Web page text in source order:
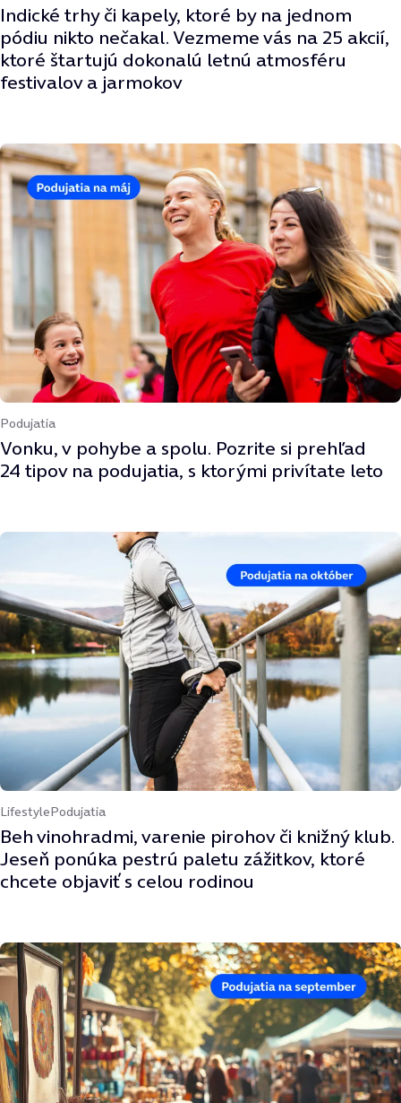
Indické trhy či kapely, ktoré by na jednom
pódiu nikto nečakal. Vezmeme vás na 25 akcií,
ktoré štartujú dokonalú letnú atmosféru
festivalov a jarmokov
Podujatia
Vonku, v pohybe a spolu. Pozrite si prehľad
24 tipov na podujatia, s ktorými privítate leto
LifestylePodujatia
Beh vinohradmi, varenie pirohov či knižný klub.
Jeseň ponúka pestrú paletu zážitkov, ktoré
chcete objaviť s celou rodinou